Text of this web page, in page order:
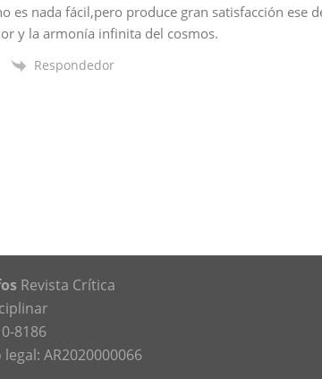
es nada fácil,pero produce gran satisfacción ese
y la armonía infinita del cosmos.
Respondedor
Revista Crítica
8186
AR2020000066